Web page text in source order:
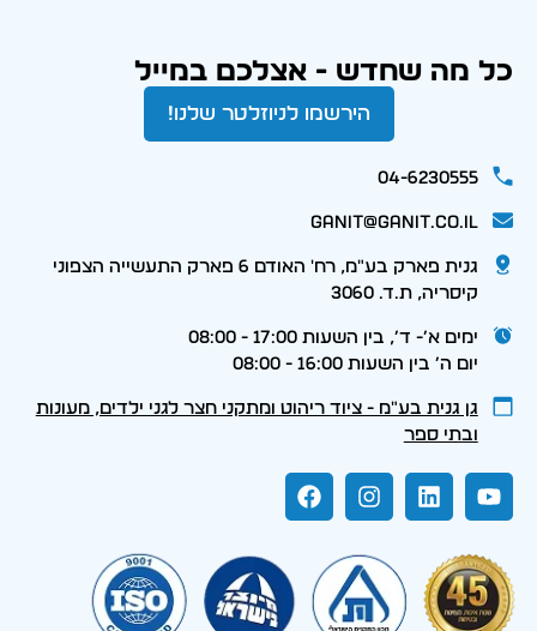
כל מה שחדש - אצלכם במייל
הירשמו לניוזלטר שלנו!
04-6230555
ganit@ganit.co.il
גנית פארק בע"מ, רח' האודם 6 פארק התעשייה הצפוני
קיסריה, ת.ד. 3060
ימים א׳- ד׳, בין השעות 17:00 - 08:00
יום ה׳ בין השעות 16:00 - 08:00
גן גנית בע״מ - ציוד ריהוט ומתקני חצר לגני ילדים, מעונות
ובתי ספר